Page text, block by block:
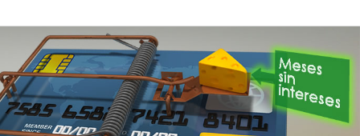
contenido
Comunidad
ODESSA